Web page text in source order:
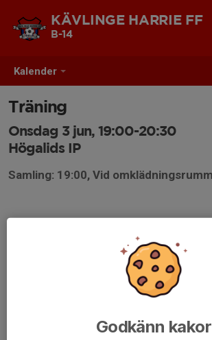
Kalender
KÄVLINGE HARRIE FF
B-14
Träning
Onsdag 3 jun, 19:00-20:30
Högalids IP
Samling: 19:00, Vid
Godkänn kakor